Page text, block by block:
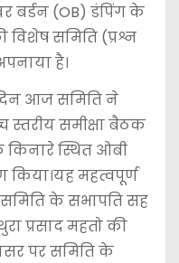
बर्डन (OB) डंपिंग के
समिति (प्रश्न
है।
आज समिति ने
स्तरीय समीक्षा बैठक
किनारे स्थित ओबी
किया।यह महत्वपूर्ण
समिति के सभापति सह
प्रसाद महतो की
पर समिति के